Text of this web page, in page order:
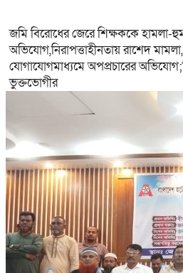
জমি বিরোধের জেরে শিক্ষককে হামলা-
অভিযোগ,নিরাপত্তাহীনতায় রাশেদ
যোগাযোগমাধ্যমে অপপ্রচারের
ভুক্তভোগীর